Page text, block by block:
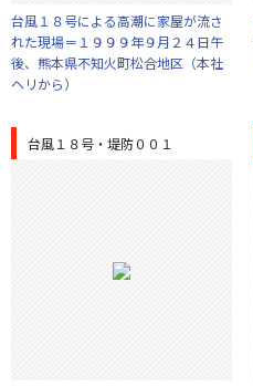
台風１８号による高潮に家屋が流さ
れた現場＝１９９９年９月２４日午
後、熊本県不知火町松合地区（本社
ヘリから）
台風１８号・堤防００１